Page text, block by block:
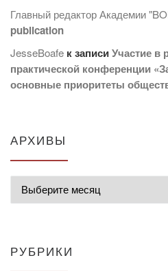
Главный редактор Академии
publication
JesseBoafe к записиУчастие в
практической конференции
основные приоритеты
АРХИВЫ
РУБРИКИ